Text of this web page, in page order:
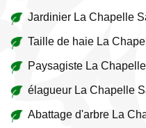
Jardinier La Chapelle
Taille de haie La
Paysagiste La
élagueur La Chapelle
Abattage d'arbre La